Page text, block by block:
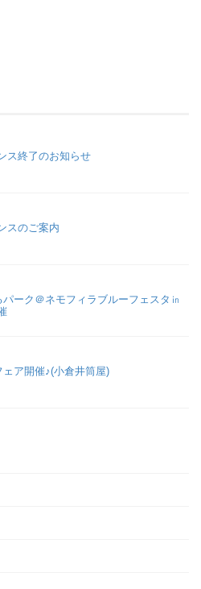
ス終了のお知らせ
スのご案内
ーク＠ネモフィラブルーフェスタ㏌
ア開催♪(小倉井筒屋)